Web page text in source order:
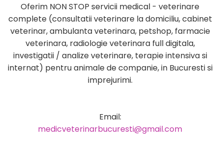
Oferim NON STOP servicii medical - veterinare
complete (consultatii veterinare la domiciliu, cabinet
veterinar, ambulanta veterinara, petshop, farmacie
veterinara, radiologie veterinara full digitala,
investigatii / analize veterinare, terapie intensiva si
internat) pentru animale de companie, in Bucuresti si
imprejurimi.
Email:
medicveterinarbucuresti@gmail.com